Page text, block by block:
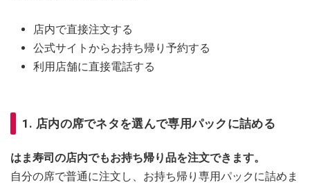
店内で直接注文する
公式サイトからお持ち帰り予約する
利用店舗に直接電話する
1. 店内の席でネタを選んで専用パックに詰める
はま寿司の店内でもお持ち帰り品を注文できます。
自分の席で普通に注文し、お持ち帰り専用パックに詰めま